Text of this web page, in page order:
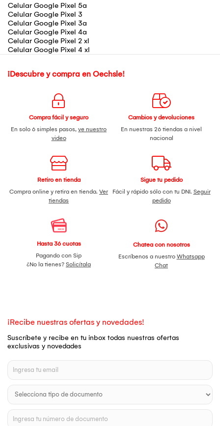
Celular Google Pixel 5a
Celular Google Pixel 3
Celular Google Pixel 3a
Celular Google Pixel 4a
Celular Google Pixel 2 xl
Celular Google Pixel 4 xl
¡Descubre y compra en Oechsle!
Compra fácil y seguro
En solo 6 simples pasos, ve nuestro
video
Cambios y devoluciones
En nuestras 26 tiendas a nivel
nacional
Retiro en tienda
Compra online y retira en tienda. Ver
tiendas
Sigue tu pedido
Fácil y rápido sólo con tu DNI. Seguir
pedido
Hasta 36 cuotas
Pagando con Sip
¿No la tienes? Solicítala
Chatea con nosotros
Escríbenos a nuestro Whatsapp
Chat
¡Recibe nuestras ofertas y novedades!
Suscríbete y recibe en tu inbox todas nuestras ofertas
exclusivas y novedades